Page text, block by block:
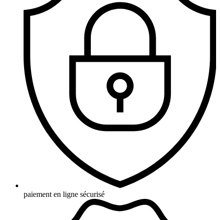
paiement en ligne sécurisé